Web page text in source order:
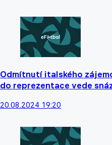
Odmítnutí italského
do reprezentace vede
20.08.2024 19:20